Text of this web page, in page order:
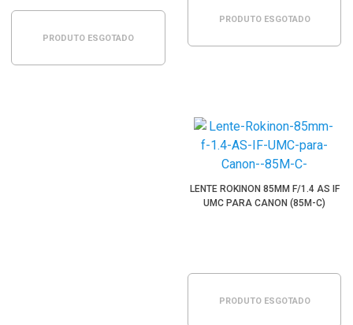
PRODUTO ESGOTADO
PRODUTO ESGOTADO
LENTE ROKINON 85MM F/1.4 AS IF
UMC PARA CANON (85M-C)
PRODUTO ESGOTADO